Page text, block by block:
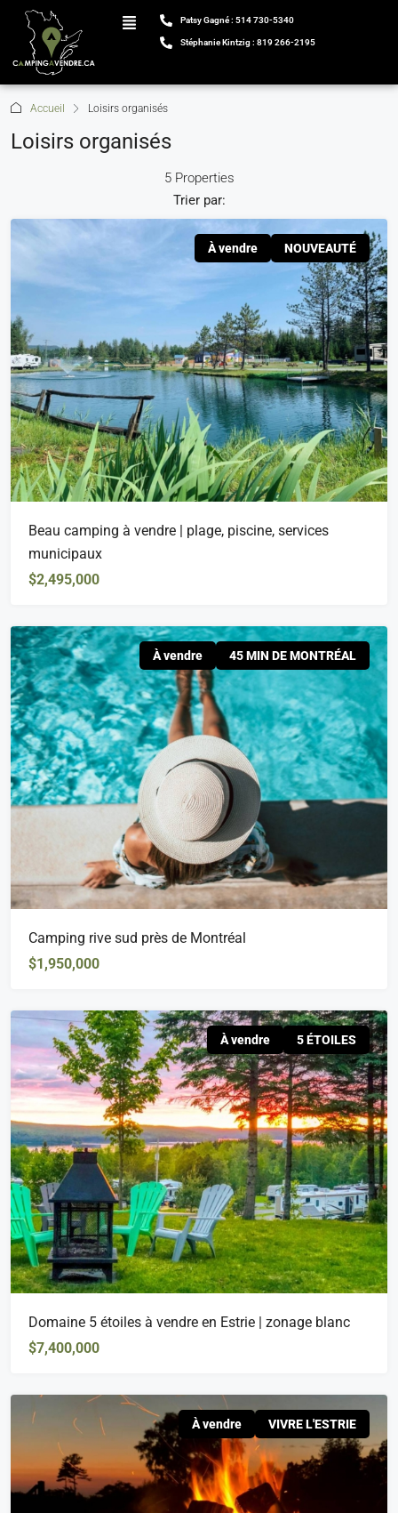
Patsy Gagné : 514 730-5340
Stéphanie Kintzig : 819 266-2195
Accueil Loisirs organisés
Loisirs organisés
5 Properties
Trier par:
À vendre NOUVEAUTÉ
Beau camping à vendre | plage, piscine, services
municipaux
$2,495,000
À vendre 45 MIN DE MONTRÉAL
Camping rive sud près de Montréal
$1,950,000
À vendre 5 ÉTOILES
Domaine 5 étoiles à vendre en Estrie | zonage blanc
$7,400,000
À vendre VIVRE L'ESTRIE